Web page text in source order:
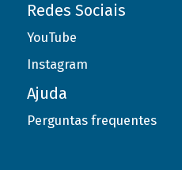
Redes Sociais
YouTube
Instagram
Ajuda
Perguntas frequentes